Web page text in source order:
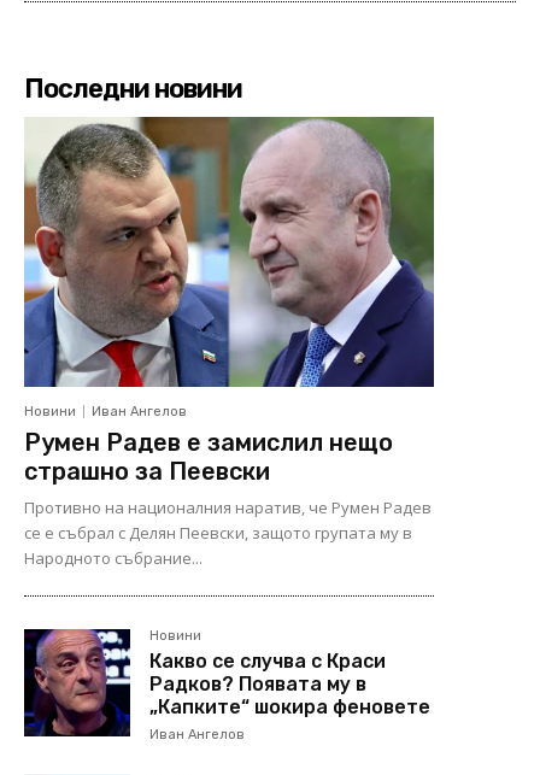
Последни новини
Новини Иван Ангелов
Румен Радев е замислил нещо
страшно за Пеевски
Противно на националния наратив, че Румен Радев
се е събрал с Делян Пеевски, защото групата му в
Народното събрание...
Новини
Какво се случва с Краси
Радков? Появата му в
„Капките“ шокира феновете
Иван Ангелов